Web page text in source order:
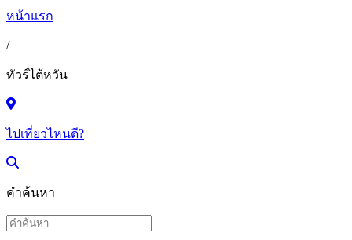
หน้าแรก
/
ทัวร์ไต้หวัน
ไปเที่ยวไหนดี?
คำค้นหา